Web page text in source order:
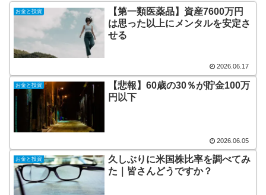
お金と投資
【第一類医薬品】資産7600万円
は思った以上にメンタルを安定さ
せる
2026.06.17
お金と投資
【悲報】60歳の30％が貯金100万
円以下
2026.06.05
お金と投資
久しぶりに米国株比率を調べてみ
た｜皆さんどうですか？